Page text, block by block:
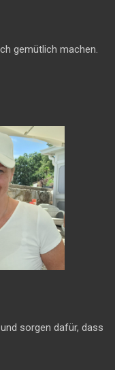
gemütlich machen.
sorgen dafür, dass